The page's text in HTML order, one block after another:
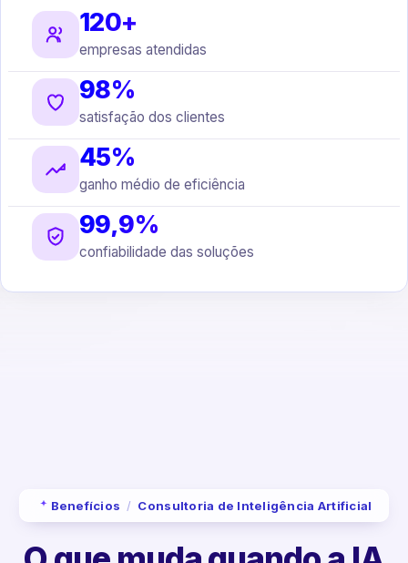
120+
empresas atendidas
98%
satisfação dos clientes
45%
ganho médio de eficiência
99,9%
confiabilidade das soluções
Benefícios / Consultoria de Inteligência Artificial